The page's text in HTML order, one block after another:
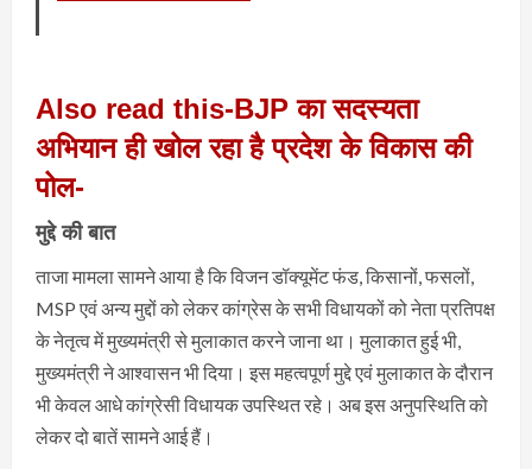
Also read this-BJP का सदस्यता
अभियान ही खोल रहा है प्रदेश के विकास की
पोल-
मुद्दे की बात
ताजा मामला सामने आया है कि विजन डॉक्यूमेंट फंड, किसानों, फसलों,
MSP एवं अन्य मुद्दों को लेकर कांग्रेस के सभी विधायकों को नेता प्रतिपक्ष
के नेतृत्व में मुख्यमंत्री से मुलाकात करने जाना था। मुलाकात हुई भी,
मुख्यमंत्री ने आश्वासन भी दिया। इस महत्वपूर्ण मुद्दे एवं मुलाकात के दौरान
भी केवल आधे कांग्रेसी विधायक उपस्थित रहे। अब इस अनुपस्थिति को
लेकर दो बातें सामने आई हैं।